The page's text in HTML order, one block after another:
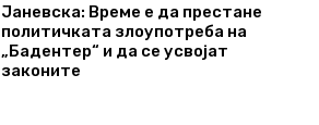
Јаневска: Време е да престане
политичката злоупотреба на
„Бадентер“ и да се усвојат
законите